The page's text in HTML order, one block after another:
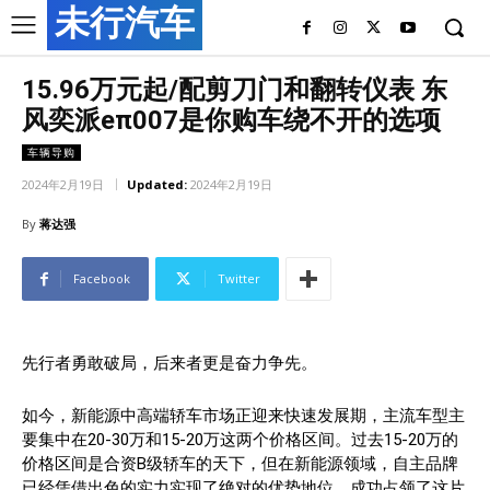
未行汽车
15.96万元起/配剪刀门和翻转仪表 东
风奕派eπ007是你购车绕不开的选项
车辆导购
2024年2月19日 Updated: 2024年2月19日
By 蒋达强
Facebook Twitter
先行者勇敢破局，后来者更是奋力争先。
如今，新能源中高端轿车市场正迎来快速发展期，主流车型主
要集中在20-30万和15-20万这两个价格区间。过去15-20万的
价格区间是合资B级轿车的天下，但在新能源领域，自主品牌